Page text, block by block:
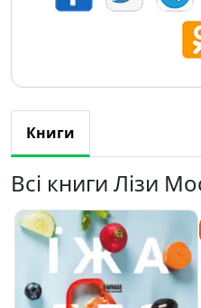
Книги
Всі книги Лізи